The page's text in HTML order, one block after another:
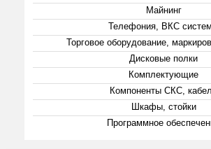
Майнинг
Телефония, ВКС
Торговое оборудование,
Дисковые полки
Комплектующие
Компоненты СКС,
Шкафы, стойки
Программное